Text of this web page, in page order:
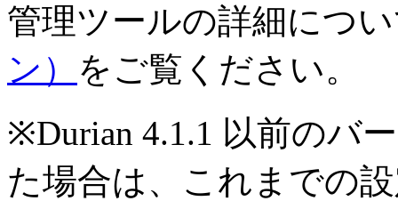
管理ツールの詳細につ
ン） をご覧ください。
※Durian 4.1.1 以前のバ
た場合は、これまでの